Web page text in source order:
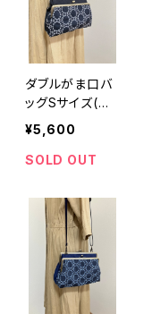
ダブルがま口バ
ッグSサイズ(刺
繍サークルレー
ス/ネイビーブラ
ック) 持ち手別
¥5,600
SOLD OUT